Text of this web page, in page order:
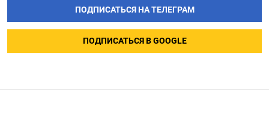
ПОДПИСАТЬСЯ НА ТЕЛЕГРАМ
ПОДПИСАТЬСЯ В GOOGLE